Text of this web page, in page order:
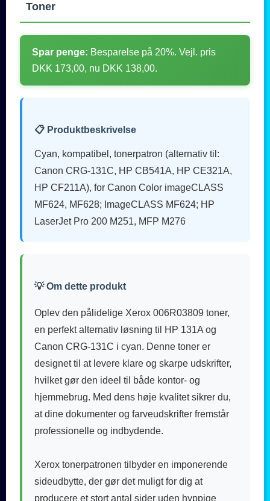
Toner
Spar penge: Besparelse på 20%. Vejl. pris
DKK 173,00, nu DKK 138,00.
📋 Produktbeskrivelse
Cyan, kompatibel, tonerpatron (alternativ til:
Canon CRG-131C, HP CB541A, HP CE321A,
HP CF211A), for Canon Color imageCLASS
MF624, MF628; ImageCLASS MF624; HP
LaserJet Pro 200 M251, MFP M276
💡 Om dette produkt
Oplev den pålidelige Xerox 006R03809 toner,
en perfekt alternativ løsning til HP 131A og
Canon CRG-131C i cyan. Denne toner er
designet til at levere klare og skarpe udskrifter,
hvilket gør den ideel til både kontor- og
hjemmebrug. Med dens høje kvalitet sikrer du,
at dine dokumenter og farveudskrifter fremstår
professionelle og indbydende.
Xerox tonerpatronen tilbyder en imponerende
sideudbytte, der gør det muligt for dig at
producere et stort antal sider uden hyppige